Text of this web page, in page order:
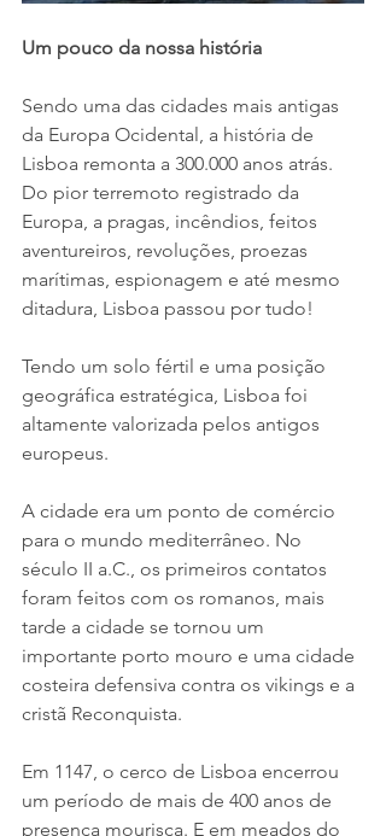
Um pouco da nossa história
Sendo uma das cidades mais antigas
da Europa Ocidental, a história de
Lisboa remonta a 300.000 anos atrás.
Do pior terremoto registrado da
Europa, a pragas, incêndios, feitos
aventureiros, revoluções, proezas
marítimas, espionagem e até mesmo
ditadura, Lisboa passou por tudo!
Tendo um solo fértil e uma posição
geográfica estratégica, Lisboa foi
altamente valorizada pelos antigos
europeus.
A cidade era um ponto de comércio
para o mundo mediterrâneo. No
século II a.C., os primeiros contatos
foram feitos com os romanos, mais
tarde a cidade se tornou um
importante porto mouro e uma cidade
costeira defensiva contra os vikings e a
cristã Reconquista.
Em 1147, o cerco de Lisboa encerrou
um período de mais de 400 anos de
presença mourisca. E em meados do